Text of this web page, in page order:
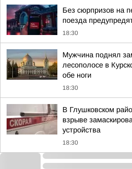
Без сюрпризов на
поезда
18:30
Мужчина поднял
лесополосе в
обе ноги
18:30
В Глушковском
взрыве
устройства
18:30